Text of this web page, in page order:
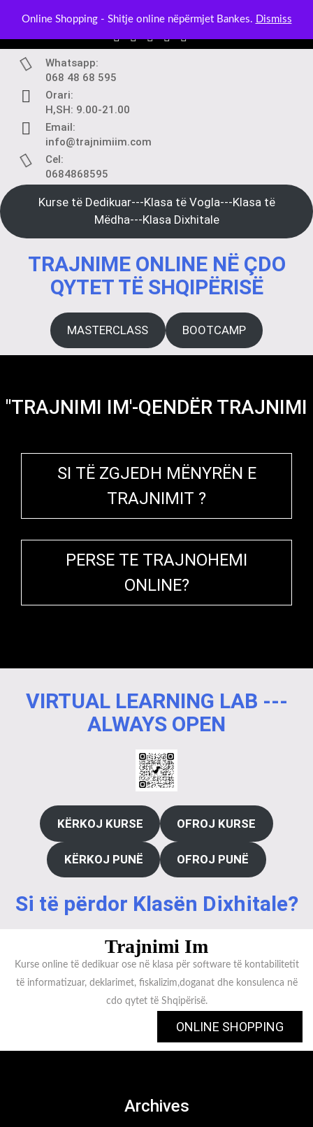
content
BLOG: Kurset në Klasë Dixhitale – Mëso nga Telefoni ose
Whatsapp:
068 48 68 595
Orari:
H,SH: 9.00-21.00
Email:
info@trajnimiim.com
Cel:
0684868595
Kurse të Dedikuar---Klasa të Vogla---Klasa të
Mëdha---Klasa Dixhitale
TRAJNIME ONLINE NË ÇDO
QYTET TË SHQIPËRISË
MASTERCLASS BOOTCAMP
"TRAJNIMI IM'-QENDËR TRAJNIMI
SI TË ZGJEDH MËNYRËN E
TRAJNIMIT ?
PERSE TE TRAJNOHEMI
ONLINE?
VIRTUAL LEARNING LAB ---
ALWAYS OPEN
KËRKOJ KURSE OFROJ KURSE
KËRKOJ PUNË OFROJ PUNË
Si të përdor Klasën Dixhitale?
Trajnimi Im
Kurse online të dedikuar ose në klasa për software të kontabilitetit
të informatizuar, deklarimet, fiskalizim,doganat dhe konsulenca në
cdo qytet të Shqipërisë.
ONLINE SHOPPING
Archives
Online Shopping - Shitje online nëpërmjet Bankes. Dismiss